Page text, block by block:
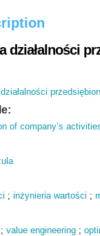
działalności
of company’s
;inżynieria wartości ;
;value engineering ;